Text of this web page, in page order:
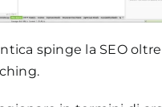
spinge la SEO